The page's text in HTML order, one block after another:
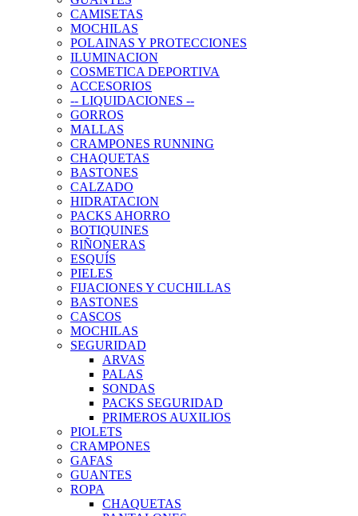
CAMISETAS
MOCHILAS
POLAINAS Y PROTECCIONES
ILUMINACION
COSMETICA DEPORTIVA
ACCESORIOS
-- LIQUIDACIONES --
GORROS
MALLAS
CRAMPONES RUNNING
CHAQUETAS
BASTONES
CALZADO
HIDRATACION
PACKS AHORRO
BOTIQUINES
RIÑONERAS
ESQUÍS
PIELES
FIJACIONES Y CUCHILLAS
BASTONES
CASCOS
MOCHILAS
SEGURIDAD
ARVAS
PALAS
SONDAS
PACKS SEGURIDAD
PRIMEROS AUXILIOS
PIOLETS
CRAMPONES
GAFAS
GUANTES
ROPA
CHAQUETAS